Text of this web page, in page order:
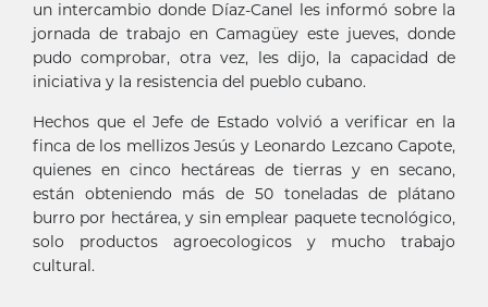
un intercambio donde Díaz-Canel les informó sobre la
jornada de trabajo en Camagüey este jueves, donde
pudo comprobar, otra vez, les dijo, la capacidad de
iniciativa y la resistencia del pueblo cubano.
Hechos que el Jefe de Estado volvió a verificar en la
finca de los mellizos Jesús y Leonardo Lezcano Capote,
quienes en cinco hectáreas de tierras y en secano,
están obteniendo más de 50 toneladas de plátano
burro por hectárea, y sin emplear paquete tecnológico,
solo productos agroecologicos y mucho trabajo
cultural.